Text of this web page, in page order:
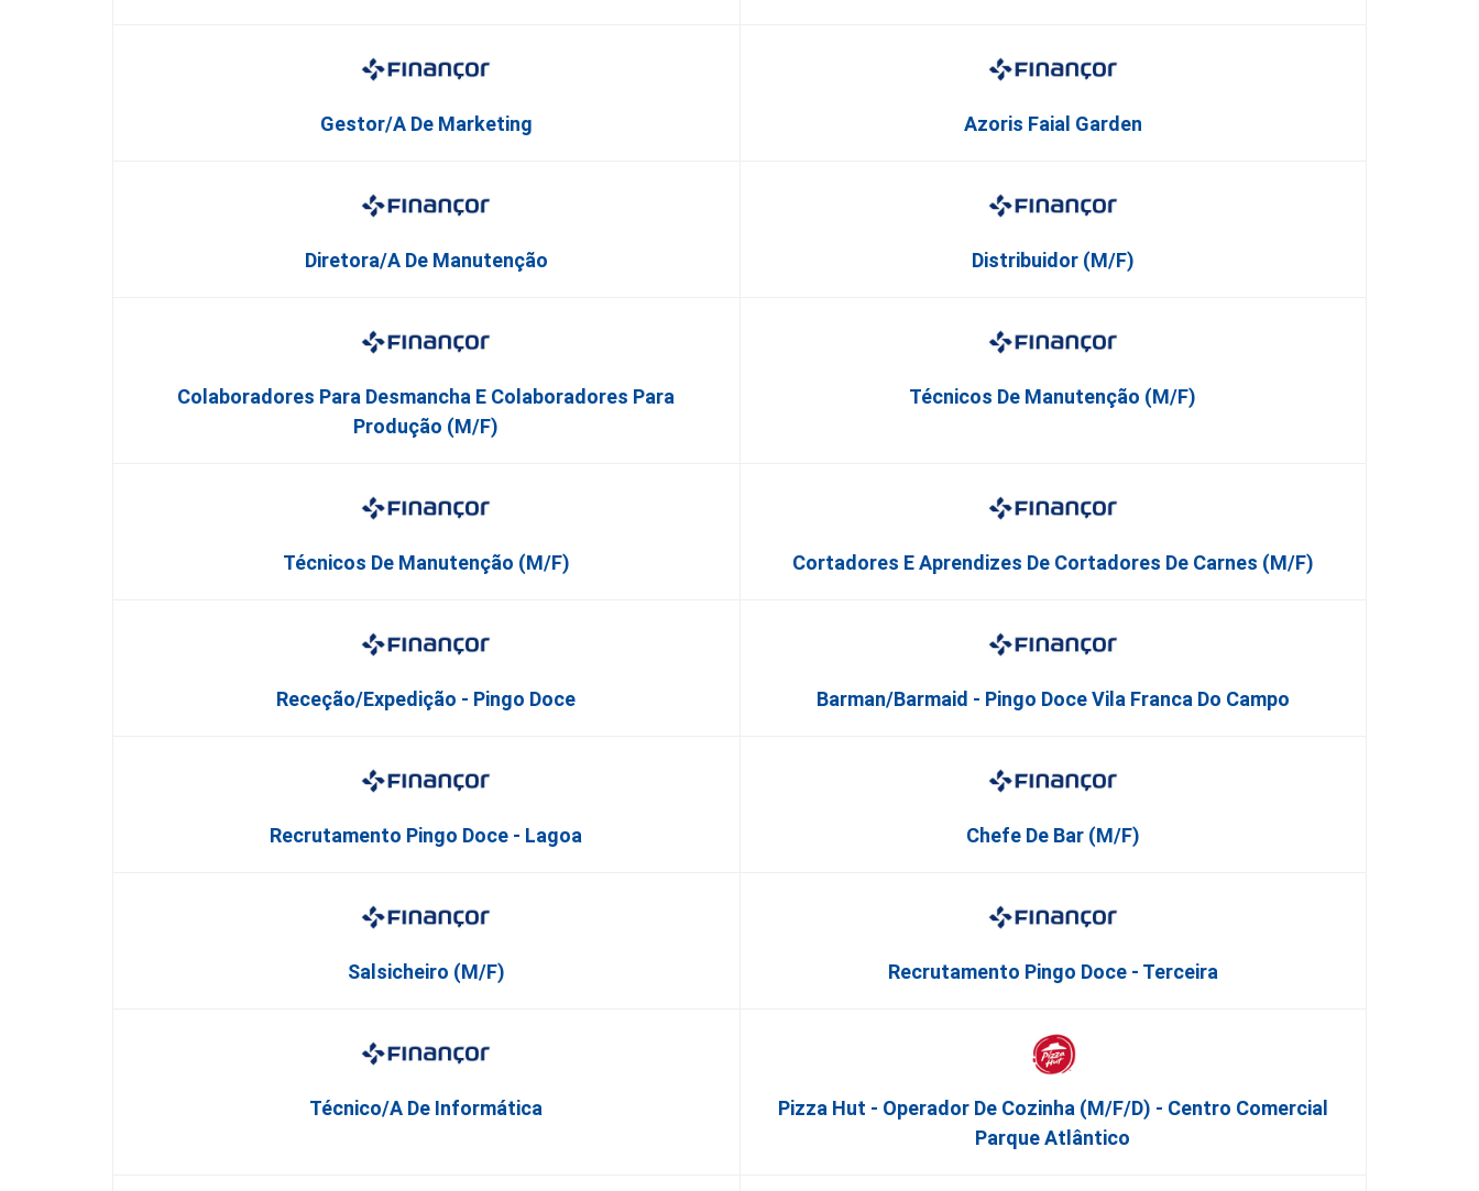
Gestor/a De Marketing Azoris Faial Garden
Diretora/a De Manutenção Distribuidor (M/F)
Colaboradores Para Desmancha E Colaboradores Para
Produção (M/F)
Técnicos De Manutenção (M/F)
Técnicos De Manutenção (M/F) Cortadores E Aprendizes De Cortadores De Carnes (M/F)
Receção/Expedição - Pingo Doce Barman/Barmaid - Pingo Doce Vila Franca Do Campo
Recrutamento Pingo Doce - Lagoa Chefe De Bar (M/F)
Salsicheiro (M/F) Recrutamento Pingo Doce - Terceira
Técnico/a De Informática
Pizza Hut - Operador De Cozinha (m/f/d) - Centro Comercial
Parque Atlântico